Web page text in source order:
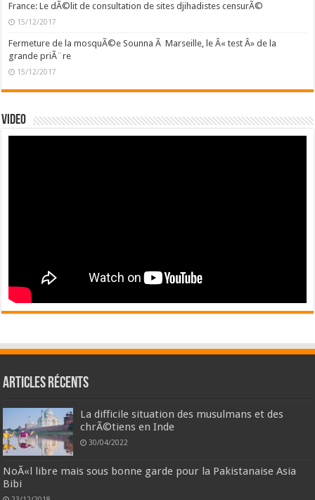
France: Le dÃ©lit de consultation de sites djihadistes censurÃ©
15/12/2017
Fermeture de la mosquÃ©e Sounna Ã Marseille, le Â« test Â» de la
grande priÃ¨re
15/12/2017
Video
Articles récents
La difficile situation des musulmans et des
chrÃ©tiens en Inde
30/04/2022
NoÃ«l libre mais sous bonne garde pour la Pakistanaise Asia
Bibi